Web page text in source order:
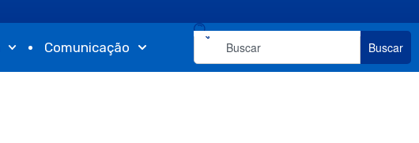
Comunicação Buscar